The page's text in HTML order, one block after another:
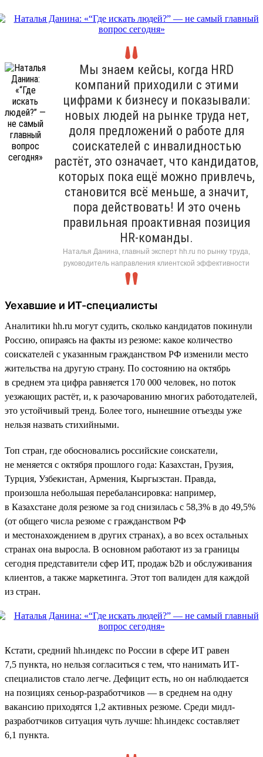
Мы знаем кейсы, когда HRD
компаний приходили с этими
цифрами к бизнесу и показывали:
новых людей на рынке труда нет,
доля предложений о работе для
соискателей с инвалидностью
растёт, это означает, что кандидатов,
которых пока ещё можно привлечь,
становится всё меньше, а значит,
пора действовать! И это очень
правильная проактивная позиция
HR-команды.
Наталья Данина, главный эксперт hh.ru по рынку труда,
руководитель направления клиентской эффективности
Уехавшие и ИТ-специалисты
Аналитики hh.ru могут судить, сколько кандидатов покинули
Россию, опираясь на факты из резюме: какое количество
соискателей с указанным гражданством РФ изменили место
жительства на другую страну. По состоянию на октябрь
в среднем эта цифра равняется 170 000 человек, но поток
уезжающих растёт, и, к разочарованию многих работодателей,
это устойчивый тренд. Более того, нынешние отъезды уже
нельзя назвать стихийными.
Топ стран, где обосновались российские соискатели,
не меняется с октября прошлого года: Казахстан, Грузия,
Турция, Узбекистан, Армения, Кыргызстан. Правда,
произошла небольшая перебалансировка: например,
в Казахстане доля резюме за год снизилась с 58,3% в до 49,5%
(от общего числа резюме с гражданством РФ
и местонахождением в других странах), а во всех остальных
странах она выросла. В основном работают из за границы
сегодня представители сфер ИТ, продаж b2b и обслуживания
клиентов, а также маркетинга. Этот топ валиден для каждой
из стран.
Кстати, средний hh.индекс по России в сфере ИТ равен
7,5 пункта, но нельзя согласиться с тем, что нанимать ИТ-
специалистов стало легче. Дефицит есть, но он наблюдается
на позициях сеньор-разработчиков — в среднем на одну
вакансию приходятся 1,2 активных резюме. Среди мидл-
разработчиков ситуация чуть лучше: hh.индекс составляет
6,1 пункта.